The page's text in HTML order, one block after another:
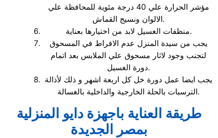
مؤشر الحرارة علي 40 درجة مئوية للمحافظة علي
الالوان ونسيج القماش.
منظفات الغسيل لابد من اختيارها بعناية.
يجب من سيدة المنزل عدم الافراط في المسحوق
لتجنب وجود لاثار مسحوق علي الملابس بعد اتمام
دورة الغسيل.
يجب ايضا عمل دورة خل كل اربعة اشهر و ذلك لأذالة
الترسبات بالحلة الخارجية والداخلية بالغسالة.
طريقة العناية باجهزة دايو المنزلية
بمصر الجديدة